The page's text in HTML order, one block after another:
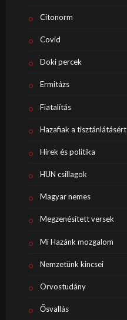
Citonorm
Covid
Doki percek
Ermitázs
Fiatalítás
Hazafiak a tisztánlátásért
Hírek és politika
HUN csillagok
Magyar nemes
Megzenésített versek
Mi Hazánk mozgalom
Nemzetünk kincsei
Orvostudány
Ősvallás